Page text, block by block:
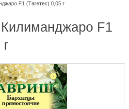
F1 (Тагетес) 0,05 г
F1